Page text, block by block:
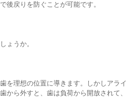
後戻りを防ぐことが可能です。
ょうか。
を理想の位置に導きます。しかしアライ
から外すと、歯は負荷から開放されて、